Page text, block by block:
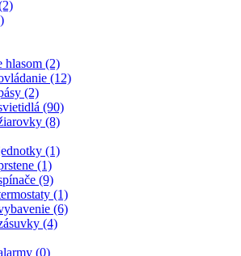
hlasom (2)
(12)
(2)
(90)
(8)
(1)
(1)
(9)
(1)
(6)
(4)
(0)